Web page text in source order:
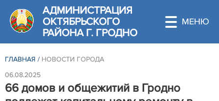
АДМИНИСТРАЦИЯ
ОКТЯБРЬСКОГО
РАЙОНА Г. ГРОДНО
ГЛАВНАЯ / НОВОСТИ ГОРОДА
06.08.2025
66 домов и общежитий в Гродно